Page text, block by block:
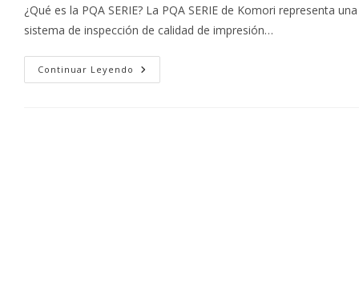
entrada:
entrada:
¿Qué es la PQA SERIE? La PQA SERIE de Komori representa
sistema de inspección de calidad de impresión…
Continuar Leyendo PQA
SERIE